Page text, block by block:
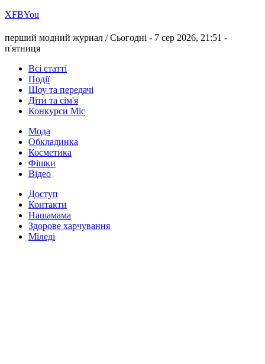
ХFBYou
перший модний журнал /Сьогодні - 7 сер 2026, 21:51 -
п'ятниця
Всі статті
Події
Шоу та передачі
Діти та сім'я
Конкурси Міс
Мода
Обкладинка
Косметика
Фішки
Відео
Доступ
Контакти
Нашамама
Здорове харчування
Міледі